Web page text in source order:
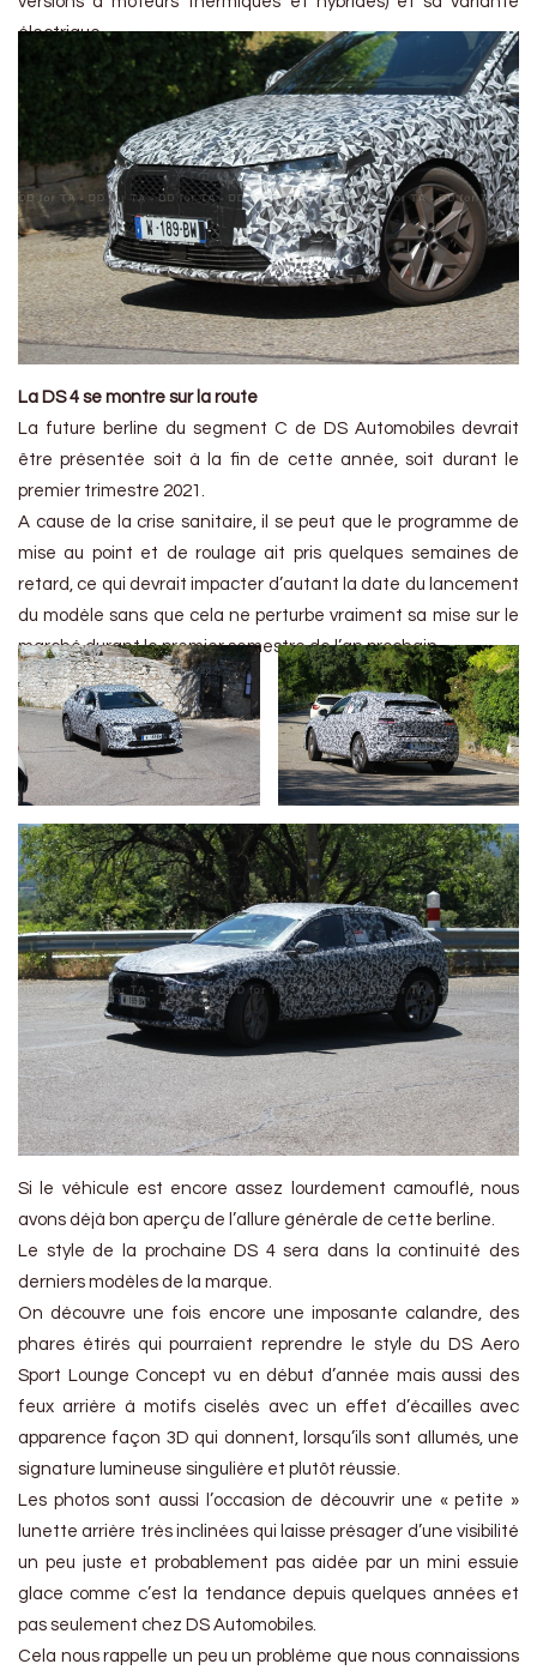
électrique.
La DS 4 se montre sur la route
La future berline du segment C de DS Automobiles devrait
être présentée soit à la fin de cette année, soit durant le
premier trimestre 2021.
A cause de la crise sanitaire, il se peut que le programme de
mise au point et de roulage ait pris quelques semaines de
retard, ce qui devrait impacter d’autant la date du lancement
du modèle sans que cela ne perturbe vraiment sa mise sur le
marché durant le premier semestre de l’an prochain.
Si le véhicule est encore assez lourdement camouflé, nous
avons déjà bon aperçu de l’allure générale de cette berline.
Le style de la prochaine DS 4 sera dans la continuité des
derniers modèles de la marque.
On découvre une fois encore une imposante calandre, des
phares étirés qui pourraient reprendre le style du DS Aero
Sport Lounge Concept vu en début d’année mais aussi des
feux arrière à motifs ciselés avec un effet d’écailles avec
apparence façon 3D qui donnent, lorsqu’ils sont allumés, une
signature lumineuse singulière et plutôt réussie.
Les photos sont aussi l’occasion de découvrir une « petite »
lunette arrière très inclinées qui laisse présager d’une visibilité
un peu juste et probablement pas aidée par un mini essuie
glace comme c’est la tendance depuis quelques années et
pas seulement chez DS Automobiles.
Cela nous rappelle un peu un problème que nous connaissions